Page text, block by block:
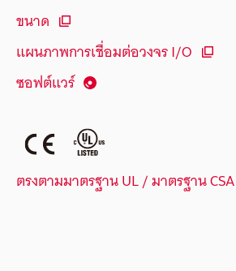
ขนาด
แผนภาพการเชื่อมต่อวงจร I/O
ซอฟต์แวร์
ตรงตามมาตรฐาน UL / มาตรฐาน CSA